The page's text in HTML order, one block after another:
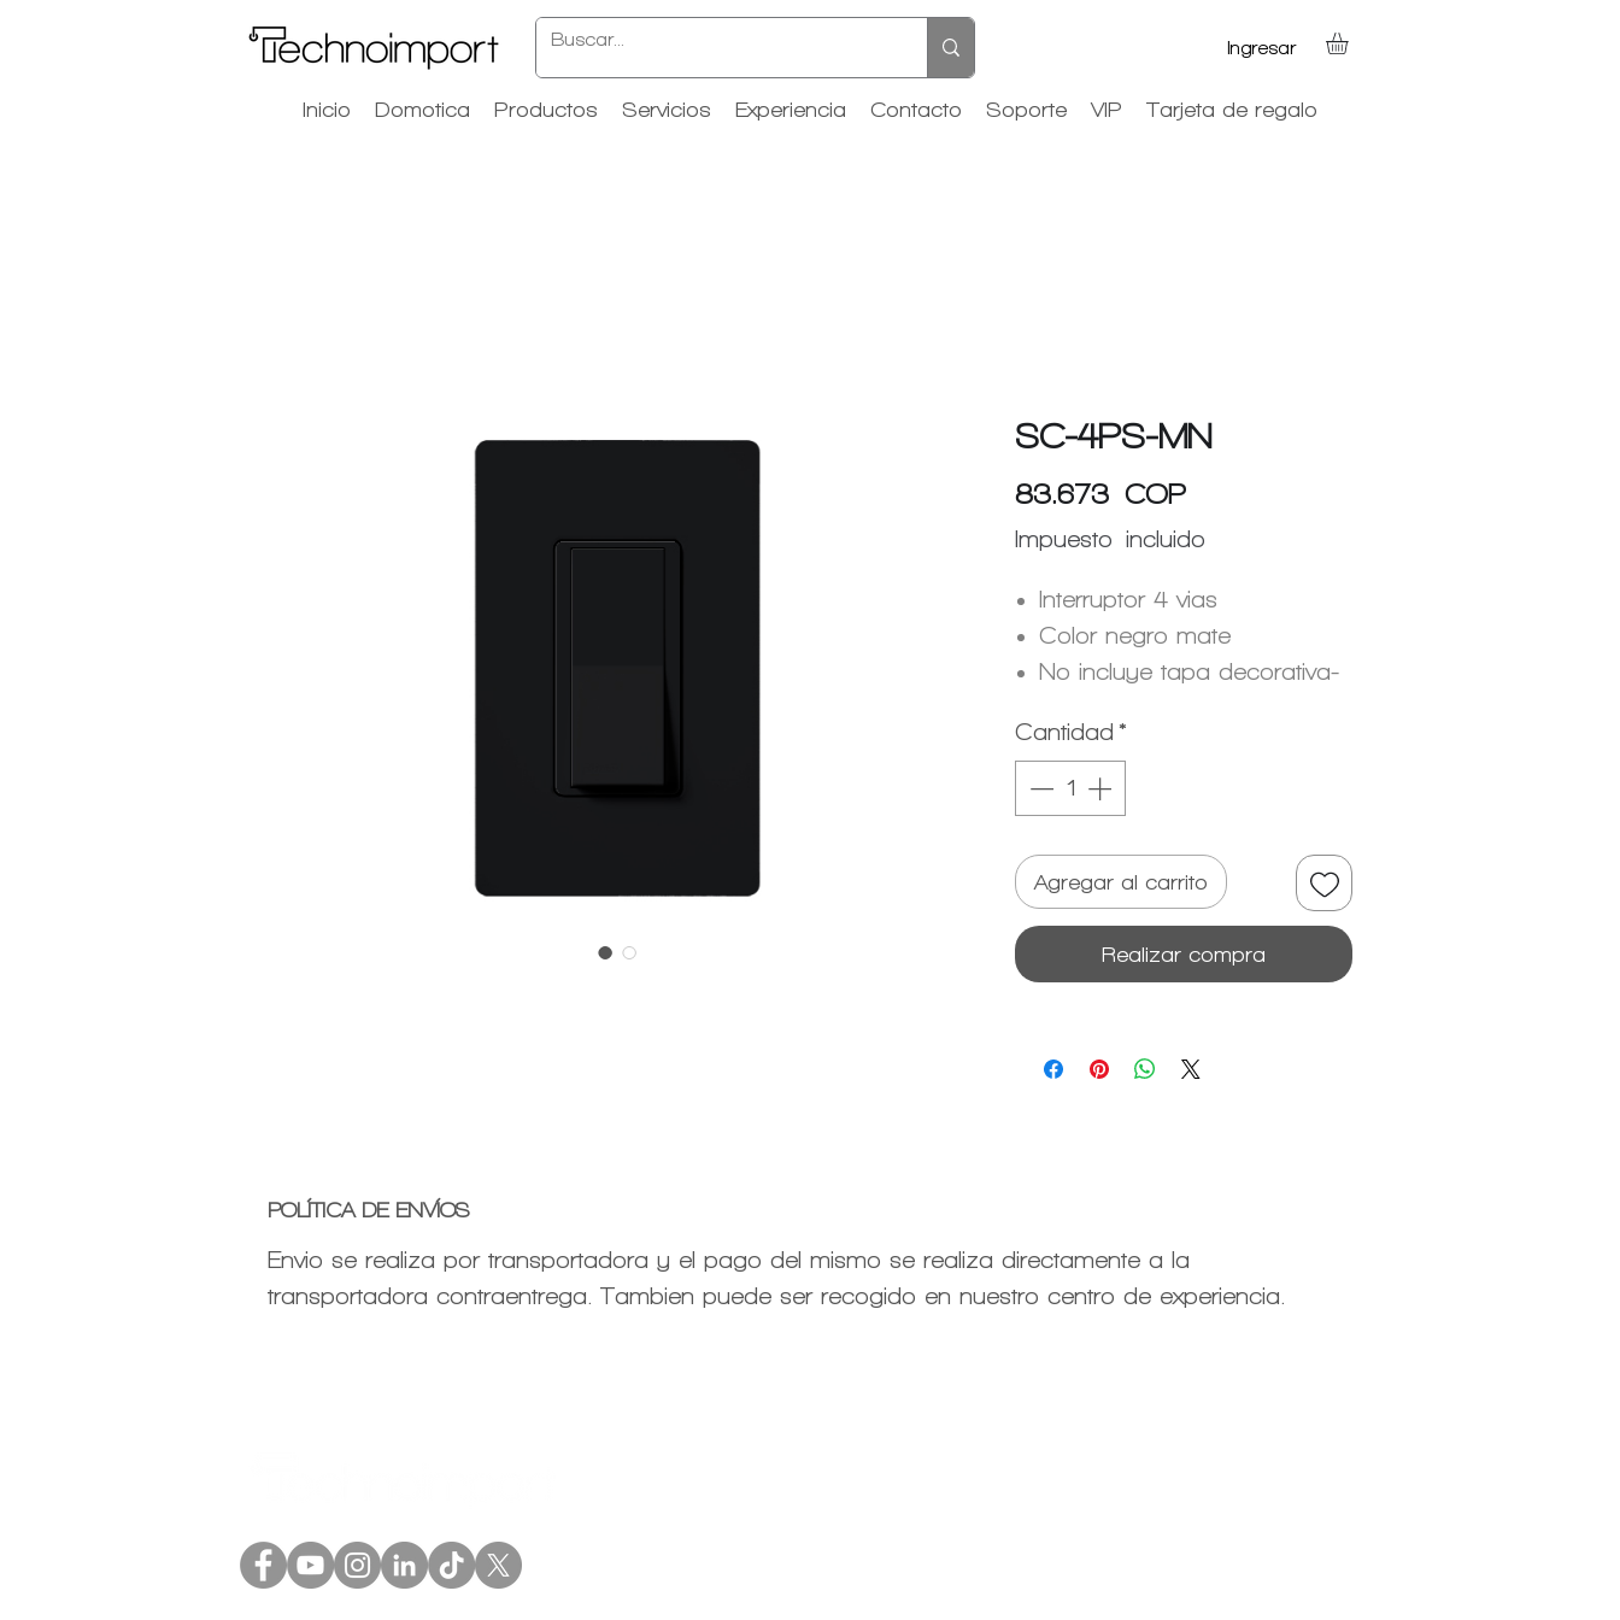
Ingresar
Inicio Domotica Productos Servicios Experiencia Contacto Soporte VIP Tarjeta de regalo
SC-4PS-MN
83.673 COPPrecio
Impuesto incluido
Interruptor 4 vias
Color negro mate
No incluye tapa decorativa-
Cantidad *
Agregar al carrito
Realizar compra
POLÍTICA DE ENVÍOS
Envio se realiza por transportadora y el pago del mismo se realiza directamente a la
transportadora contraentrega. Tambien puede ser recogido en nuestro centro de experiencia.